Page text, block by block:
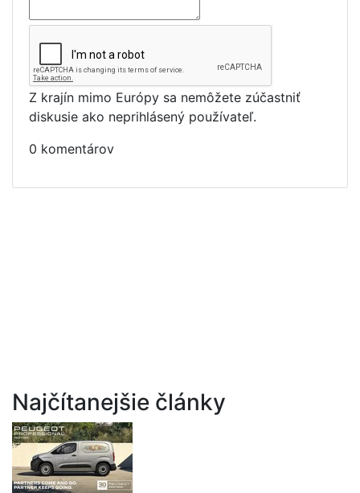
Z krajín mimo Európy sa nemôžete zúčastniť
diskusie ako neprihlásený používateľ.
0 komentárov
Najčítanejšie články